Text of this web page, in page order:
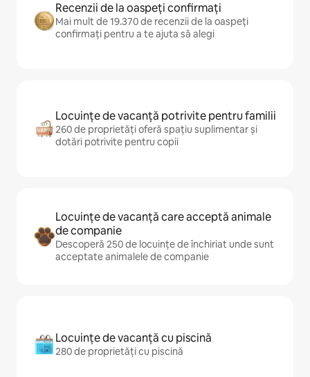
Recenzii de la oaspeți confirmați
Mai mult de 19.370 de recenzii de la oaspeți
confirmați pentru a te ajuta să alegi
Locuințe de vacanță potrivite pentru familii
260 de proprietăți oferă spațiu suplimentar și
dotări potrivite pentru copii
Locuințe de vacanță care acceptă animale
de companie
Descoperă 250 de locuințe de închiriat unde sunt
acceptate animalele de companie
Locuințe de vacanță cu piscină
280 de proprietăți cu piscină